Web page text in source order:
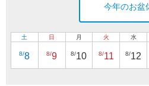
今年のお盆
土
8/8
日
8/9
月
8/10
火
8/11
水
8/12